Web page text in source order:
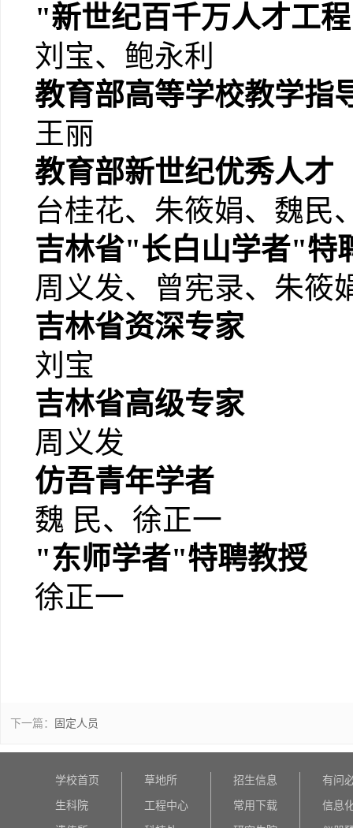
"新世纪百千万人才工
刘宝、鲍永利
教育部高等学校教学指
王丽
教育部新世纪优秀人才
台桂花、朱筱娟、魏民
吉林省"长白山学者"特
周义发、曾宪录、朱筱
吉林省资深专家
刘宝
吉林省高级专家
周义发
仿吾青年学者
魏 民、徐正一
"东师学者"特聘教授
徐正一
下一篇： 固定人员
学校首页
生科院
草地所
工程中心
招生信息
常用下载
有问
信息